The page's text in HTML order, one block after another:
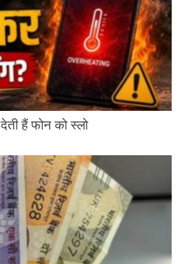
हैं फोन को स्लो